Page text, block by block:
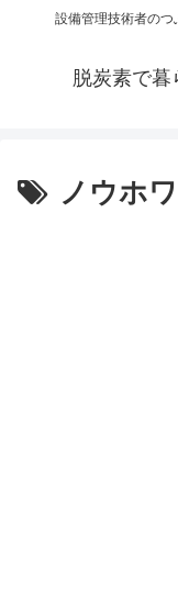
設備管理技術者のつ
脱炭素で暮
ノウホ